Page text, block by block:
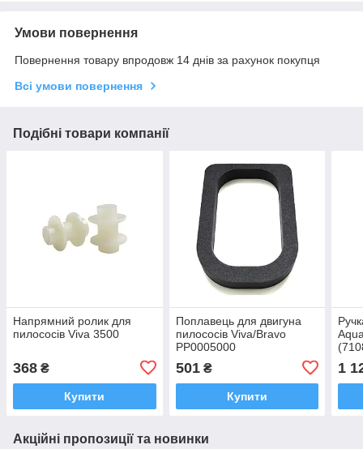
Умови повернення
Повернення товару впродовж 14 днів за рахунок покупця
Всі умови повернення
Подібні товари компанії
Напрямний ролик для
пилососів Viva 3500
368 ₴
Купити
Поплавець для двигуна
пилососів Viva/Bravo
PP0005000
501₴
Купити
1
Акційні пропозиції та новинки